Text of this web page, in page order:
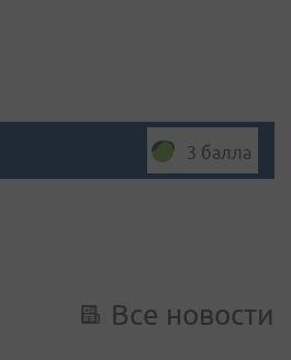
3 балла
Все новости